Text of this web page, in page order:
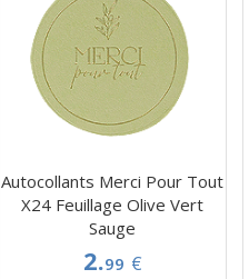
Autocollants Merci Pour Tout
X24 Feuillage Olive Vert
Sauge
2.99 €